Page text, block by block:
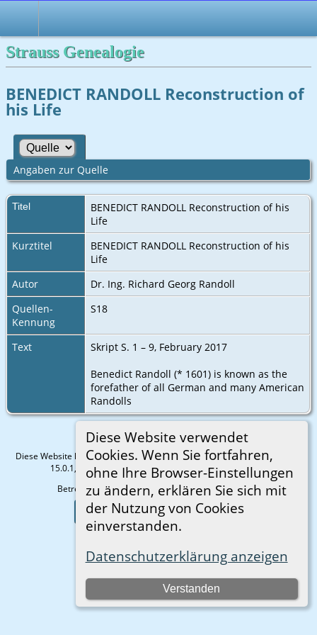
Strauss Genealogie
Diese Website verwendet
Cookies. Wenn Sie fortfahren,
ohne Ihre Browser-Einstellungen
zu ändern, erklären Sie sich mit
der Nutzung von Cookies
einverstanden.
Datenschutzerklärung anzeigen
Verstanden
BENEDICT RANDOLL Reconstruction of
his Life
Angaben zur Quelle
Titel
BENEDICT RANDOLL Reconstruction of his
Life
Kurztitel
BENEDICT RANDOLL Reconstruction of his
Life
Autor
Dr. Ing. Richard Georg Randoll
Quellen-
Kennung
S18
Text
Skript S. 1 – 9, February 2017
Benedict Randoll (* 1601) is known as the
forefather of all German and many American
Randolls
Diese Website läuft mitThe Next Generation of Genealogy Sitebuilding
15.0.1, programmiert von Darrin Lythgoe © 2001-2026.
Betreut von Gisela Strauß . |Datenschutzerklärung.
Zur Desktop-Webseite wechseln